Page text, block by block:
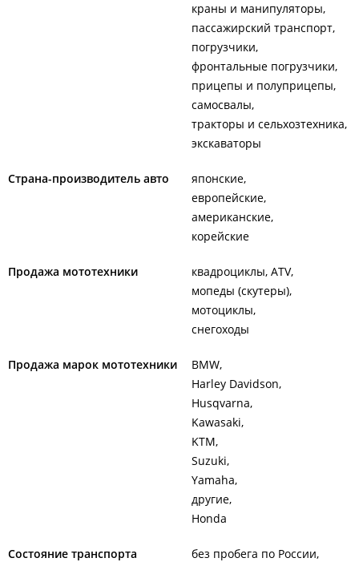
краны и манипуляторы
пассажирский транспорт
погрузчики
фронтальные погрузчики
прицепы и полуприцепы
самосвалы
тракторы и сельхозтехника
экскаваторы
Страна-производитель авто
японские
европейские
американские
корейские
Продажа мототехники
квадроциклы, ATV
мопеды (скутеры)
мотоциклы
снегоходы
Продажа марок мототехники
BMW
Harley Davidson
Husqvarna
Kawasaki
KTM
Suzuki
Yamaha
другие
Honda
Состояние транспорта
без пробега по России